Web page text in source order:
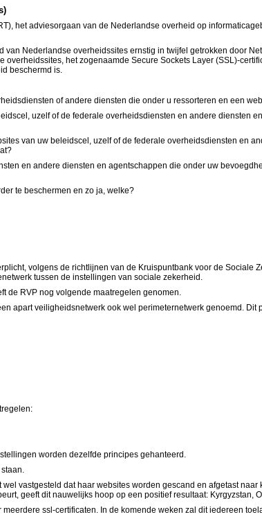
het adviesorgaan van de Nederlandse overheid op
Nederlandse overheidssites ernstig in twijfel getrokken door
het zogenaamde Secure Sockets Layer (SSL)-
beschermd is.
of andere diensten die onder u ressorteren en een
uzelf of de federale overheidsdiensten en andere diensten
van uw beleidscel, uzelf of de federale overheidsdiensten en
en andere diensten en agentschappen die onder uw
te beschermen en zo ja, welke?
volgens de richtlijnen van de Kruispuntbank voor de Sociale
tussen de instellingen van sociale zekerheid.
de RVP nog volgende maatregelen genomen.
apart veiligheidsnetwerk ook wel perimeternetwerk genoemd.
worden dezelfde principes gehanteerd.
vastgesteld dat haar websites worden gescand en afgetast
geeft dit nauwelijks hoop op een positief resultaat: Kyrgyzstan,
meerdere ssl-certificaten. In de komende weken zal dit iedereen